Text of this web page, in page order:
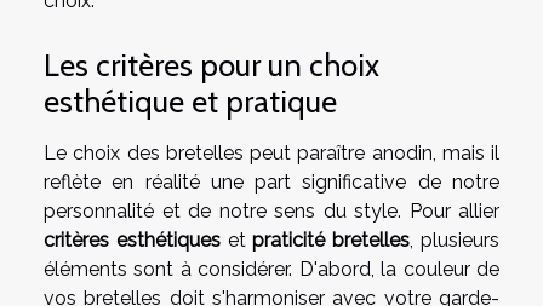
Les critères pour un choix
esthétique et pratique
Le choix des bretelles peut paraître anodin, mais il
reflète en réalité une part significative de notre
personnalité et de notre sens du style. Pour allier
critères esthétiquesetpraticité bretelles , plusieurs
éléments sont à considérer. D'abord, la couleur de
vos bretelles doit s'harmoniser avec votre garde-